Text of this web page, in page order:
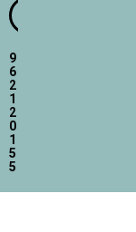
9
6
2
1
2
0
1
5
5